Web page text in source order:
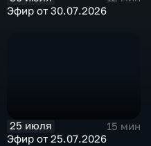
Эфир от 30.07.2026
25 июля
15 мин
Эфир от 25.07.2026